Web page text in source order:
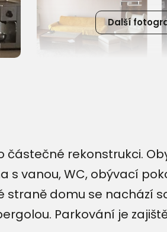
Další
rekonstrukci.
s vanou, WC, obývací
domu se nachází
Parkování je